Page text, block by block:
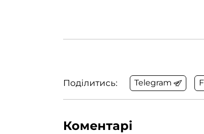
Поділитись: Telegram
Коментарі